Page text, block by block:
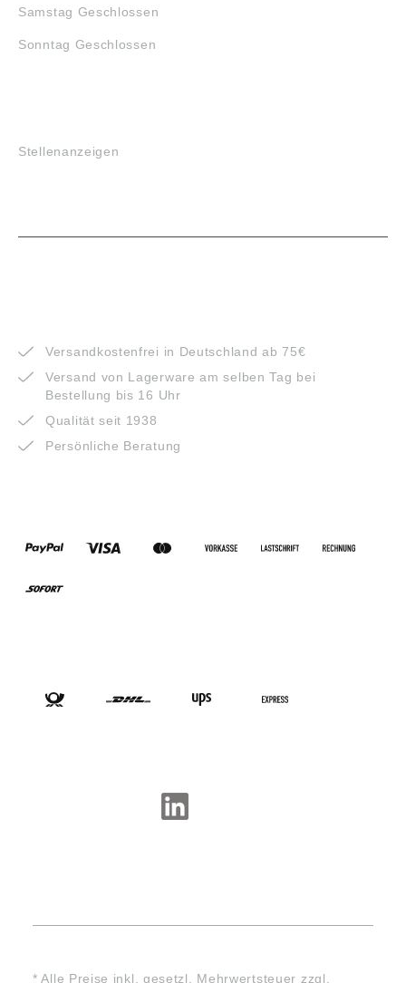
Samstag Geschlossen
Sonntag Geschlossen
Stellenanzeigen
Versandkostenfrei in Deutschland ab 75€
Versand von Lagerware am selben Tag bei
Bestellung bis 16 Uhr
Qualität seit 1938
Persönliche Beratung
* Alle Preise inkl. gesetzl. Mehrwertsteuer zzgl.